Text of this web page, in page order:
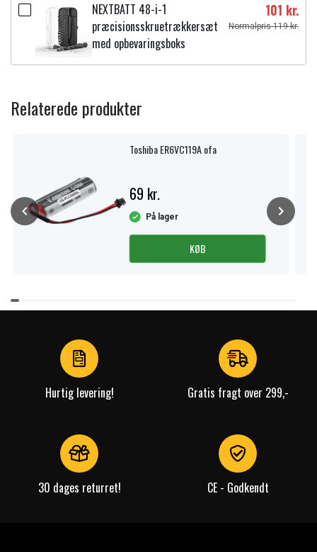
NEXTBATT 48-i-1
præcisionsskruetrækkersæt
med opbevaringsboks
101 kr.
Normalpris 119 kr.
Relaterede produkter
Toshiba ER6VC119A ofa
69 kr.
På lager
KØB
Item
1
Hurtig levering! Gratis fragt over 299,-
30 dages returret! CE - Godkendt